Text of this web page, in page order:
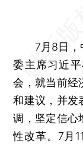
7月8日，中
委主席习近
会，就当前经
和建议，并发
调，坚定信心
性改革。7月